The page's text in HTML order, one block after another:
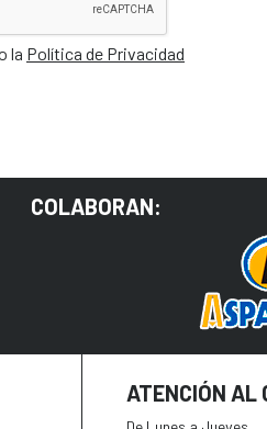
la Política de Privacidad
COLABORAN:
ATENCIÓN AL